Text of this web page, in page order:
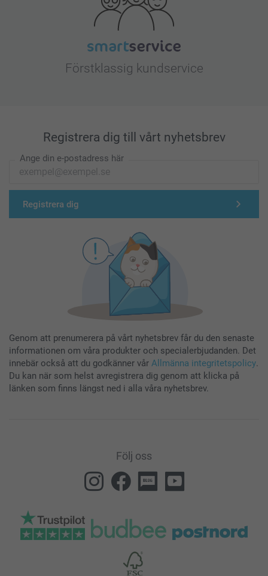
Förstklassig kundservice
Registrera dig till vårt nyhetsbrev
Ange din e-postadress här
Registrera dig
Genom att prenumerera på vårt nyhetsbrev får du den senaste
informationen om våra produkter och specialerbjudanden. Det
innebär också att du godkänner vår Allmänna integritetspolicy.
Du kan när som helst avregistrera dig genom att klicka på
länken som finns längst ned i alla våra nyhetsbrev.
Följ oss